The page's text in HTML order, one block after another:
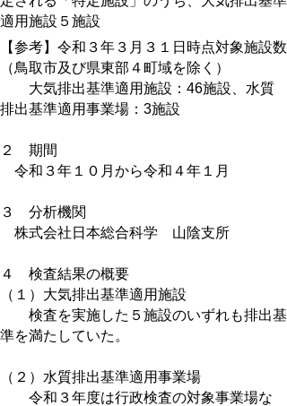
適用施設５ 施設
【参考】令和３年３月３１日時点対象施設数
（鳥取市及び県東部４町域を除く）
大気排出基準適用施設：46施設、水質
排出基準適用事業場：3施設
２ 期間
令和３年１０月から令和４年１月
３ 分析機関
株式会社日本総合科学 山陰支所
４ 検査結果の概要
（１）大気排出基準適用施設
検査を実施した５施設のいずれも排出基
準を満たしていた。
（２）水質排出基準適用事業場
令和３年度は行政検査の対象事業場な